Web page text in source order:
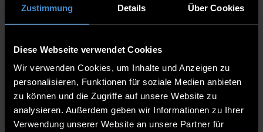
Zustimmung Details Über Cookies
Diese Webseite verwendet Cookies
Wir verwenden Cookies, um Inhalte und Anzeigen zu
personalisieren, Funktionen für soziale Medien anbieten
zu können und die Zugriffe auf unsere Website zu
analysieren. Außerdem geben wir Informationen zu Ihrer
Verwendung unserer Website an unsere Partner für
1.3.2023 |